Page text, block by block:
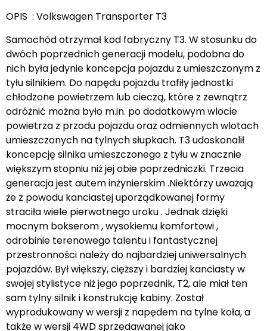
OPIS : Volkswagen Transporter T3
Samochód otrzymał kod fabryczny T3. W stosunku do
dwóch poprzednich generacji modelu, podobna do
nich była jedynie koncepcja pojazdu z umieszczonym z
tyłu silnikiem. Do napędu pojazdu trafiły jednostki
chłodzone powietrzem lub cieczą, które z zewnątrz
odróżnić można było m.in. po dodatkowym wlocie
powietrza z przodu pojazdu oraz odmiennych wlotach
umieszczonych na tylnych słupkach. T3 udoskonalił
koncepcję silnika umieszczonego z tyłu w znacznie
większym stopniu niż jej obie poprzedniczki. Trzecia
generacja jest autem inżynierskim .Niektórzy uważają
że z powodu kanciastej uporządkowanej formy
straciła wiele pierwotnego uroku . Jednak dzięki
mocnym bokserom , wysokiemu komfortowi ,
odrobinie terenowego talentu i fantastycznej
przestronności należy do najbardziej uniwersalnych
pojazdów. Był większy, cięższy i bardziej kanciasty w
swojej stylistyce niż jego poprzednik, T2, ale miał ten
sam tylny silnik i konstrukcję kabiny. Został
wyprodukowany w wersji z napędem na tylne koła, a
także w wersji 4WD sprzedawanej jako